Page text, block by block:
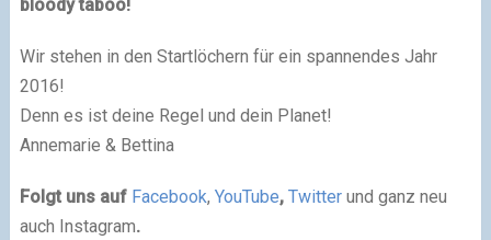
bloody taboo!
Wir stehen in den Startlöchern für ein spannendes Jahr
2016!
Denn es ist deine Regel und dein Planet!
Annemarie & Bettina
Folgt uns auf Facebook, YouTube, Twitterund ganz neu
auch Instagram.